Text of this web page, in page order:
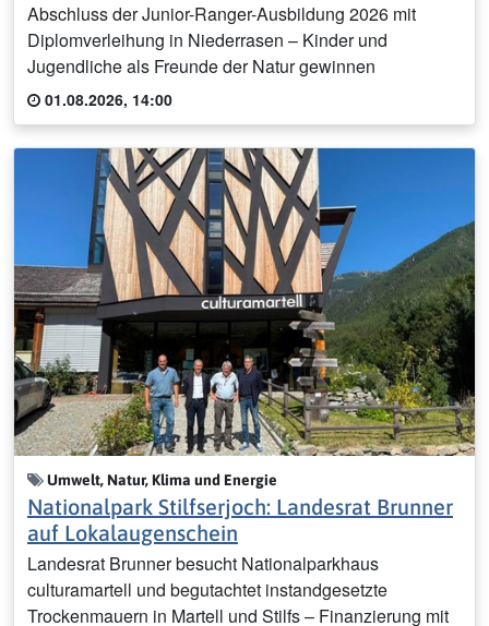
Abschluss der Junior-Ranger-Ausbildung 2026 mit
Diplomverleihung in Niederrasen – Kinder und
Jugendliche als Freunde der Natur gewinnen
01.08.2026, 14:00
Umwelt, Natur, Klima und Energie
Nationalpark Stilfserjoch: Landesrat Brunner
auf Lokalaugenschein
Landesrat Brunner besucht Nationalparkhaus
culturamartell und begutachtet instandgesetzte
Trockenmauern in Martell und Stilfs – Finanzierung mit